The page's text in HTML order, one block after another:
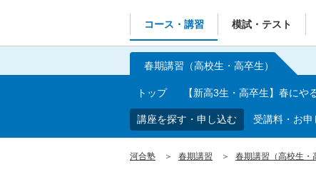
コース・講習 模試・テスト
春期講習（高校生・高卒生）
トップ 【新高3生・高卒生】春にや
講座を探す・申し込む 受講料・お申
河合塾 春期講習 春期講習（高校生・